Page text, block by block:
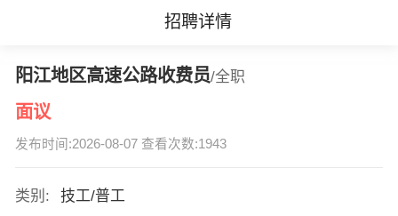
招聘详情
阳江地区高速公路收费员/全职
面议
发布时间:2026-08-07 查看次数:1943
类别:
技工/普工